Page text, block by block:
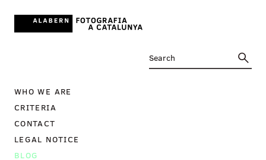
WHO WE ARE
CRITERIA
CONTACT
LEGAL NOTICE
BLOG